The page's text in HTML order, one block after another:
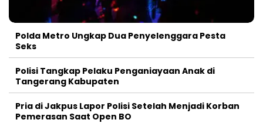
Polda Metro Ungkap Dua Penyelenggara Pesta
Seks
Polisi Tangkap Pelaku Penganiayaan Anak di
Tangerang Kabupaten
Pria di Jakpus Lapor Polisi Setelah Menjadi Korban
Pemerasan Saat Open BO